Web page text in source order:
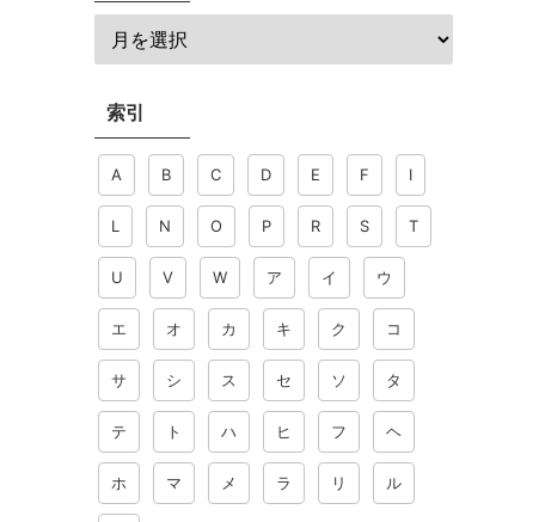
索引
A B C D E F I
L N O P R S T
U V W ア イ ウ
エ オ カ キ ク コ
サ シ ス セ ソ タ
テ ト ハ ヒ フ ヘ
ホ マ メ ラ リ ル